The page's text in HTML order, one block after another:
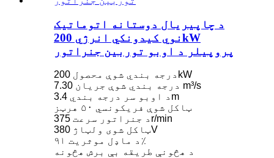
د چاپیریال دوستانه اتوماتیک
نوي کیدونکي انرژي 200kW
پروپیلر د اوبو توربین جنراتور
درجه بندي شوې محصول 200kW
درجه بندي شوې جریان 7.30 m³/s
د اوبو سر درجه بندي 3.4m
ټاکل شوې فریکونسي ۵۰ هرټز
د جنراتور سرعت 375r/min
ټاکل شوی ولټاژ 380V
د ماډل موثریت ۹۱٪
د هڅونې طریقه بې برش هڅونه